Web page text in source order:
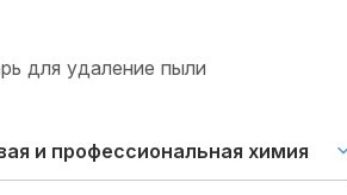
для удаление пыли
и профессиональная химия